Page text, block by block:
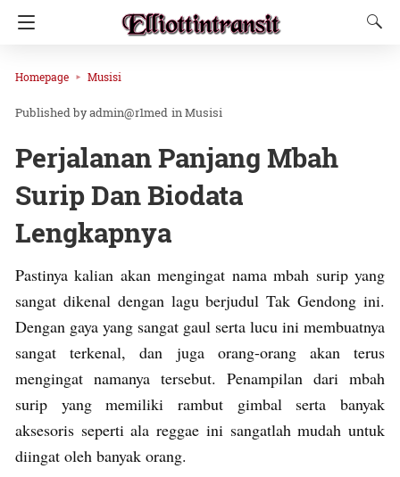
Homepage Musisi
admin@r1med inMusisi
Perjalanan Panjang Mbah
Surip Dan Biodata
Lengkapnya
Pastinya kalian akan mengingat nama mbah surip yang
sangat dikenal dengan lagu berjudul Tak Gendong ini.
Dengan gaya yang sangat gaul serta lucu ini membuatnya
sangat terkenal, dan juga orang-orang akan terus
mengingat namanya tersebut. Penampilan dari mbah
surip yang memiliki rambut gimbal serta banyak
aksesoris seperti ala reggae ini sangatlah mudah untuk
diingat oleh banyak orang.